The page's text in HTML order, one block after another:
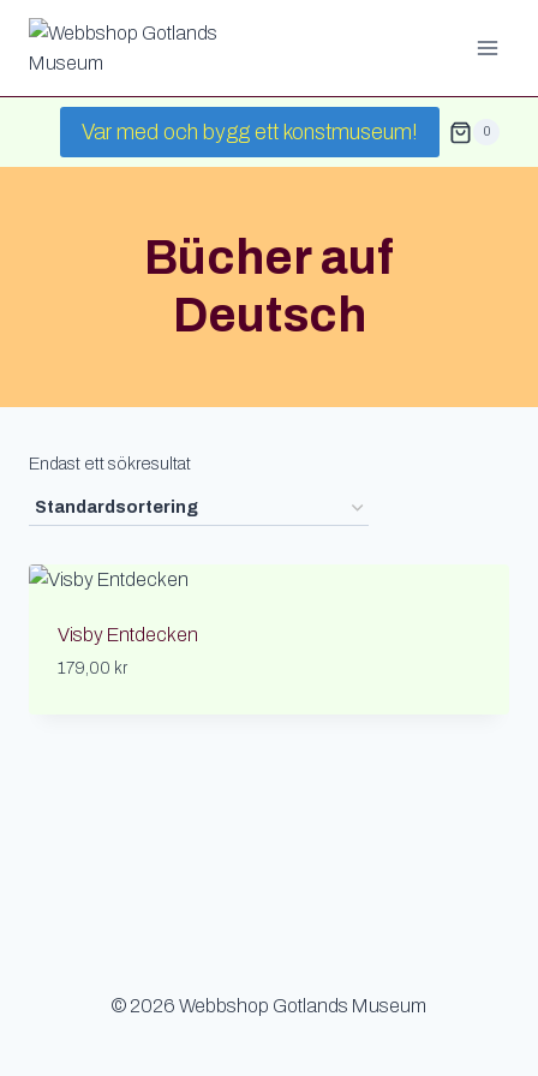
Skip
content
Var med och bygg ett konstmuseum! 0
Bücher auf
Deutsch
Endast ett sökresultat
Visby Entdecken
179,00 kr
© 2026 Webbshop Gotlands Museum